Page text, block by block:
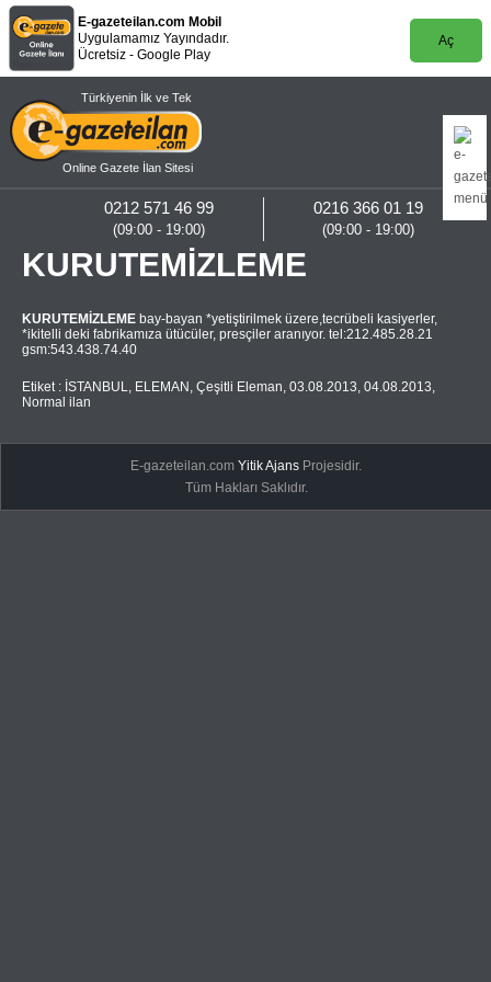
E-gazeteilan.com Mobil
Uygulamamız Yayındadır.
Ücretsiz - Google Play
Aç
Türkiyenin İlk ve Tek
Online Gazete İlan Sitesi
0216 366 01 19
(09:00 - 19:00)
0212 571 46 99
(09:00 - 19:00)
KURUTEMİZLEME
KURUTEMİZLEME bay-bayan *yetiştirilmek üzere,tecrübeli kasiyerler,
*ikitelli deki fabrikamıza ütücüler, presçiler aranıyor. tel:212.485.28.21
gsm:543.438.74.40
Etiket : İSTANBUL, ELEMAN , Çeşitli Eleman, 03.08.2013, 04.08.2013,
Normal ilan
E-gazeteilan.comYitik Ajans Projesidir.
Tüm Hakları Saklıdır.